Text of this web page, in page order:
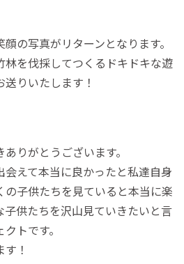
の写真がリターンとなります。
を伐採してつくるドキドキな遊
りいたします！
りがとうございます。
えて本当に良かったと私達自身
子供たちを見ていると本当に楽
子供たちを沢山見ていきたいと言
トです。
！